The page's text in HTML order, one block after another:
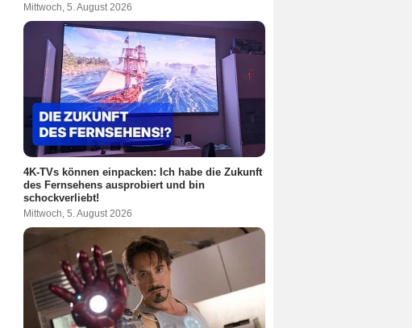
Mittwoch, 5. August 2026
4K-TVs können einpacken: Ich habe die Zukunft
des Fernsehens ausprobiert und bin
schockverliebt!
Mittwoch, 5. August 2026